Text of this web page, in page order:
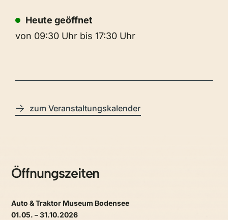
Heute geöffnet
von 09:30 Uhr bis 17:30 Uhr
zum Veranstaltungskalender
Öffnungszeiten
Auto & Traktor Museum Bodensee
01.05. – 31.10.2026